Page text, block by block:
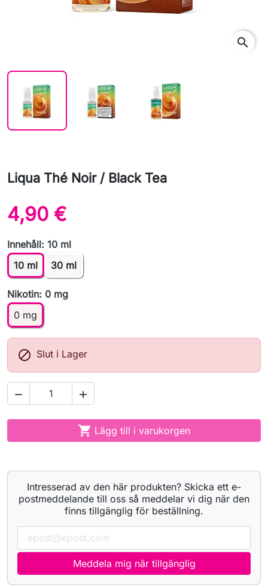
search
Liqua Thé Noir / Black Tea
4,90 €
Innehåll: 10 ml
10 ml
30 ml
Nikotin: 0 mg
0 mg
 Slut i Lager
 
 Lägg till i varukorgen
Intresserad av den här produkten? Skicka ett e-
postmeddelande till oss så meddelar vi dig när den
finns tillgänglig för beställning.
Meddela mig när tillgänglig